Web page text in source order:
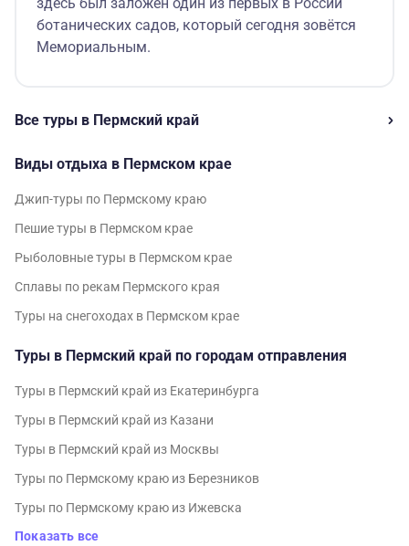
ботанических садов, который сегодня зовётся
Мемориальным.
Все туры в Пермский край
Виды отдыха в Пермском крае
Джип-туры по Пермскому краю
Пешие туры в Пермском крае
Рыболовные туры в Пермском крае
Сплавы по рекам Пермского края
Туры на снегоходах в Пермском крае
Туры в Пермский край по городам отправления
Туры в Пермский край из Екатеринбурга
Туры в Пермский край из Казани
Туры в Пермский край из Москвы
Туры по Пермскому краю из Березников
Туры по Пермскому краю из Ижевска
Показать все